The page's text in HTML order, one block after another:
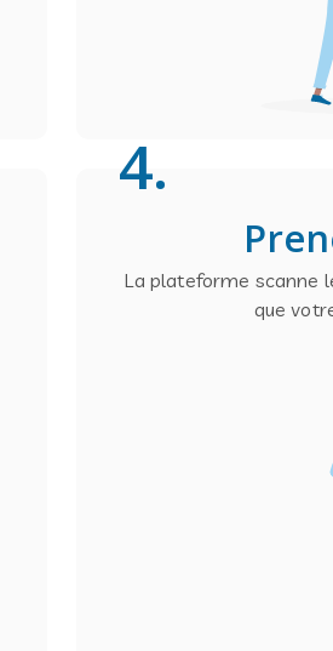
4.
La plateforme scanne
que